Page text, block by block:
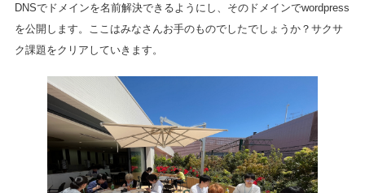
DNSでドメインを名前解決できるようにし、そのドメインでwordpress
を公開します。ここはみなさんお手のものでしたでしょうか？サクサ
ク課題をクリアしていきます。